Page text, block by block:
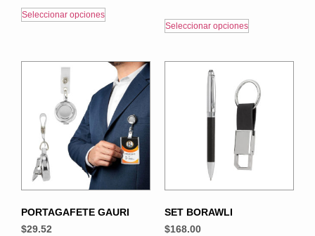
Seleccionar opciones
Seleccionar opciones
PORTAGAFETE GAURI
$29.52
SET BORAWLI
$168.00